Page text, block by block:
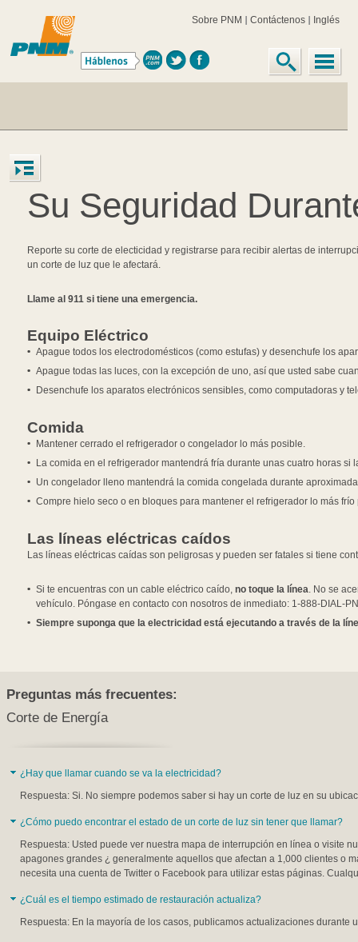
Sobre PNM Contáctenos Inglés
Su Seguridad
Reporte su corte de electicidad y registrarse para recibir alertas de
un corte de luz que le afectará.
Llame al 911 si tiene una emergencia.
Equipo Eléctrico
Apague todos los electrodomésticos (como estufas) y desenchufe los
Apague todas las luces, con la excepción de uno, así que usted sabe
Desenchufe los aparatos electrónicos sensibles, como computadoras y
Comida
Mantener cerrado el refrigerador o congelador lo más posible.
La comida en el refrigerador mantendrá fría durante unas cuatro horas si
Un congelador lleno mantendrá la comida congelada durante
Compre hielo seco o en bloques para mantener el refrigerador lo más
Las líneas eléctricas caídos
Las líneas eléctricas caídas son peligrosas y pueden ser fatales si tiene
Si te encuentras con un cable eléctrico caído, no toque la línea. No se
vehículo. Póngase en contacto con nosotros de inmediato: 1-888-DIAL-
Siempre suponga que la electricidad está ejecutando a través de la
Preguntas más frecuentes:
Corte de Energía
¿Hay que llamar cuando se va la electricidad?
Respuesta: Si. No siempre podemos saber si hay un corte de luz en su
¿Cómo puedo encontrar el estado de un corte de luz sin tener que llamar?
Respuesta: Usted puede ver nuestra mapa de interrupción en línea o visite
apagones grandes ¿ generalmente aquellos que afectan a 1,000 clientes o
necesita una cuenta de Twitter o Facebook para utilizar estas páginas.
¿Cuál es el tiempo estimado de restauración actualiza?
Respuesta: En la mayoría de los casos, publicamos actualizaciones durante